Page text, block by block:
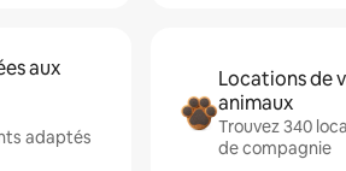
aux
adaptés
Locations de
animaux
Trouvez 340
de compagnie